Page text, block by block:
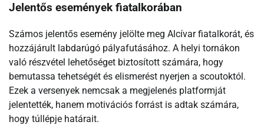
Jelentős események fiatalkorában
Számos jelentős esemény jelölte meg Alcívar fiatalkorát, és
hozzájárult labdarúgó pályafutásához. A helyi tornákon
való részvétel lehetőséget biztosított számára, hogy
bemutassa tehetségét és elismerést nyerjen a scoutoktól.
Ezek a versenyek nemcsak a megjelenés platformját
jelentették, hanem motivációs forrást is adtak számára,
hogy túllépje határait.